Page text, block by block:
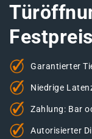
Garantierter
Niedrige
Zahlung: Bar
Autorisierter